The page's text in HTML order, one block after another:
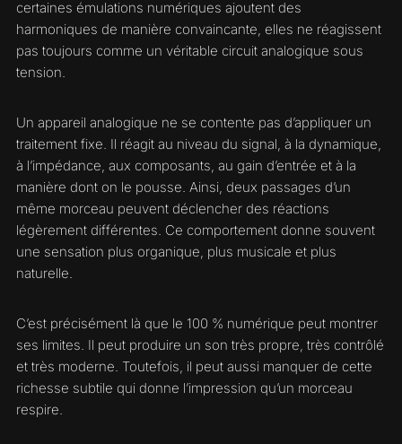
certaines émulations numériques ajoutent des
harmoniques de manière convaincante, elles ne réagissent
pas toujours comme un véritable circuit analogique sous
tension.
Un appareil analogique ne se contente pas d’appliquer un
traitement fixe. Il réagit au niveau du signal, à la dynamique,
à l’impédance, aux composants, au gain d’entrée et à la
manière dont on le pousse. Ainsi, deux passages d’un
même morceau peuvent déclencher des réactions
légèrement différentes. Ce comportement donne souvent
une sensation plus organique, plus musicale et plus
naturelle.
C’est précisément là que le 100 % numérique peut montrer
ses limites. Il peut produire un son très propre, très contrôlé
et très moderne. Toutefois, il peut aussi manquer de cette
richesse subtile qui donne l’impression qu’un morceau
respire.